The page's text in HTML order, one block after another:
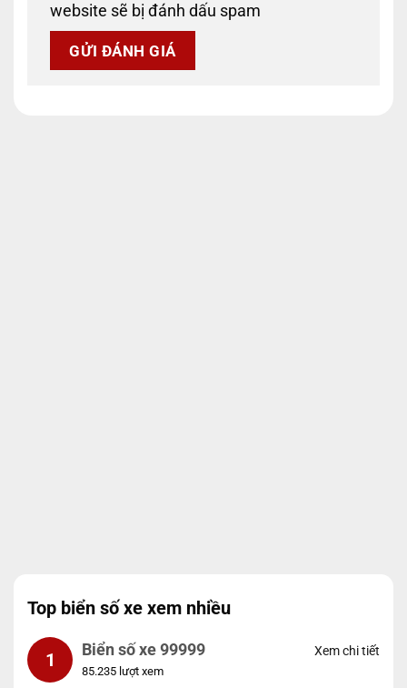
website sẽ bị đánh dấu spam
Top biển số xe xem nhiều
1 Biển số xe 99999
85.235 lượt xem
Xem chi tiết